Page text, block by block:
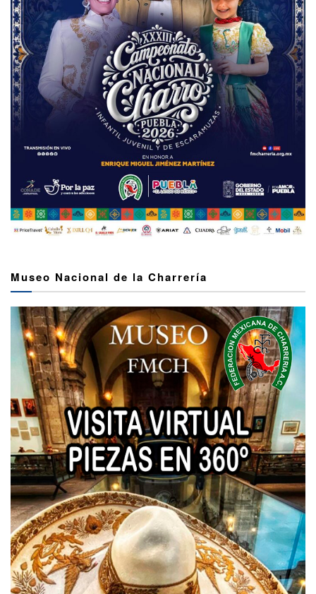
Museo Nacional de la Charrería